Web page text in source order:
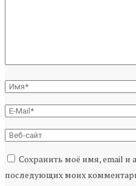
Сохранить моё имя, email и
последующих моих